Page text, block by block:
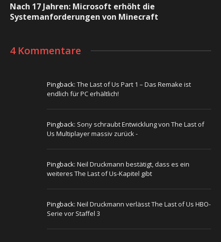
Nach 17 Jahren: Microsoft erhöht die
Systemanforderungen von Minecraft
4 Kommentare
Pingback: The Last of Us Part 1 – Das Remake ist
endlich für PC erhältlich!
Pingback: Sony schraubt Entwicklung von The Last of
Us Multiplayer massiv zurück -
Pingback: Neil Druckmann bestätigt, dass es ein
weiteres The Last of Us-Kapitel gibt
Pingback: Neil Druckmann verlässt The Last of Us HBO-
Serie vor Staffel 3